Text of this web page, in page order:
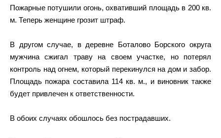
Пожарные потушили огонь, охвативший площадь в 200 кв.
м. Теперь женщине грозит штраф.
В другом случае, в деревне Боталово Борского округа
мужчина сжигал траву на своем участке, но потерял
контроль над огнем, который перекинулся на дом и забор.
Площадь пожара составила 114 кв. м., и виновник также
будет привлечен к ответственности.
В обоих случаях обошлось без пострадавших.